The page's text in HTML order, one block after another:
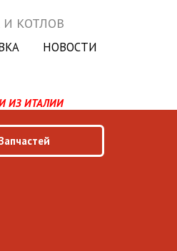
КОТЛОВ
НОВОСТИ
ИЗ ИТАЛИИ